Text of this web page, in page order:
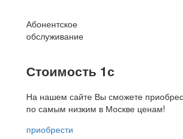
Абонентское
обслуживание
Стоимость 1с
На нашем сайте Вы сможете
по самым низким в Москве ценам!
приобрести